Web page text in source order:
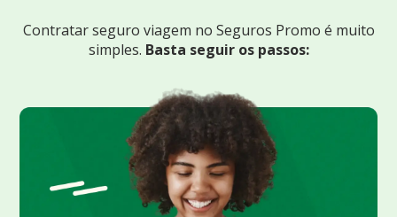
Contratar seguro viagem no Seguros Promo é muito
simples. Basta seguir os passos: